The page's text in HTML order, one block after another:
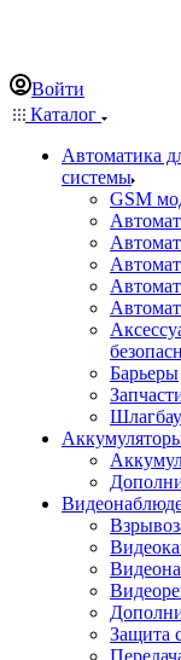
Войти
Каталог
Автоматика
системы
GSM
Барьеры
Защита